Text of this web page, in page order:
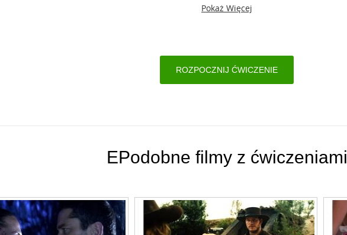
Pokaż Więcej
ROZPOCZNIJ ĆWICZENIE
EPodobne filmy z ćwiczeniami